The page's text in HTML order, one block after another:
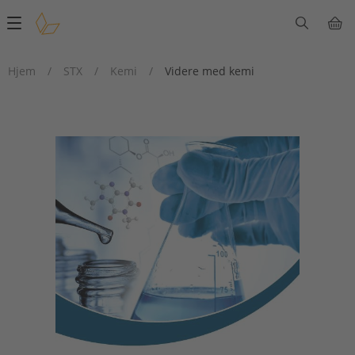
Main
Hjem
/ STX / Kemi / Videre med kemi